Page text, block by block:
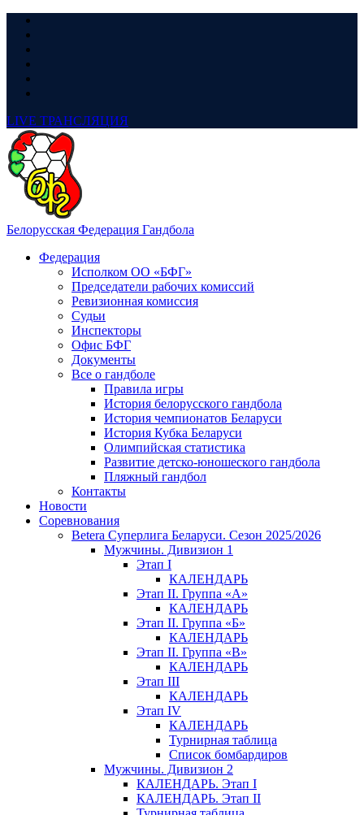
LIVE ТРАНСЛЯЦИЯ
Белорусская Федерация Гандбола
Федерация
Исполком ОО «БФГ»
Председатели рабочих комиссий
Ревизионная комиссия
Судьи
Инспекторы
Офис БФГ
Документы
Все о гандболе
Правила игры
История белорусского гандбола
История чемпионатов Беларуси
История Кубка Беларуси
Олимпийская статистика
Развитие детско-юношеского гандбола
Пляжный гандбол
Контакты
Новости
Соревнования
Betera Суперлига Беларуси. Сезон 2025/2026
Мужчины. Дивизион 1
Этап I
КАЛЕНДАРЬ
Этап II. Группа «А»
КАЛЕНДАРЬ
Этап II. Группа «Б»
КАЛЕНДАРЬ
Этап II. Группа «В»
КАЛЕНДАРЬ
Этап III
КАЛЕНДАРЬ
Этап IV
КАЛЕНДАРЬ
Турнирная таблица
Список бомбардиров
Мужчины. Дивизион 2
КАЛЕНДАРЬ. Этап I
КАЛЕНДАРЬ. Этап II